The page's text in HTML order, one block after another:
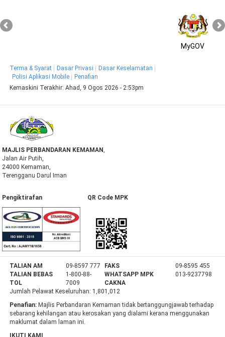
MyGOV
Terma & Syarat Dasar Privasi
Dasar Keselamatan
Polisi Aplikasi Mobile
Penafian
Kemaskini Terakhir:Ahad, 9 Ogos 2026 - 2:53pm
MAJLIS PERBANDARAN KEMAMAN,
Jalan Air Putih,
24000 Kemaman,
Terengganu Darul Iman
Pengiktirafan QR Code MPK
TALIAN AM 09-8597 777 FAKS
09-8595 455
TALIAN BEBAS
TOL
1-800-88-
7009
WHATSAPP MPK
CAKNA
013-9237798
Jumlah Pelawat Keseluruhan: 1,801,012
Penafian: Majlis Perbandaran Kemaman tidak bertanggungjawab terhadap
sebarang kehilangan atau kerosakan yang dialami kerana menggunakan
maklumat dalam laman ini.
IKUTI KAMI